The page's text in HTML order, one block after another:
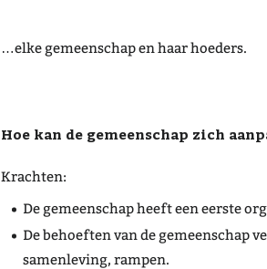
…elke gemeenschap en haar hoeders.
Hoe kan de gemeenschap zich
Krachten:
De gemeenschap heeft een eerste
De behoeften van de gemeenschap
samenleving, rampen.